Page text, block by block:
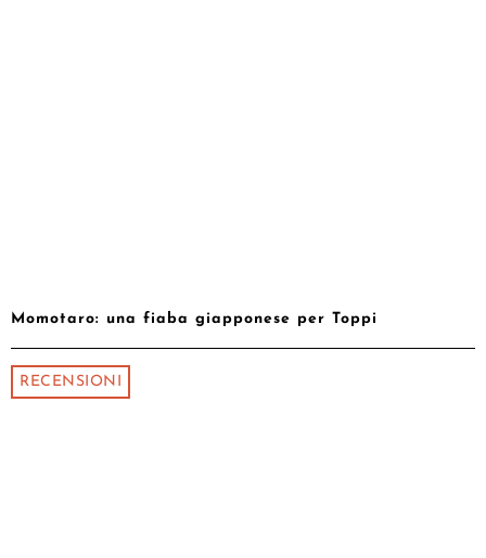
Momotaro: una fiaba giapponese per Toppi
RECENSIONI